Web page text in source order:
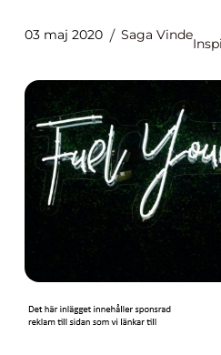
03 maj 2020 Saga Vinde